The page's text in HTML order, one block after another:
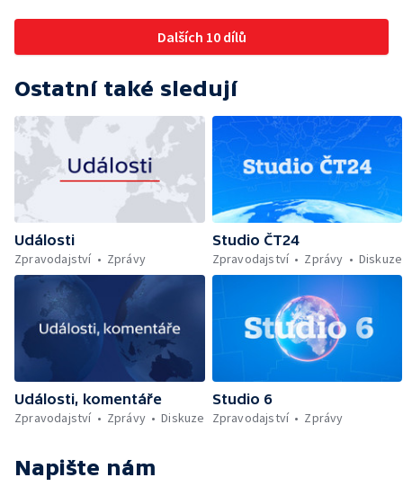
Dalších 10 dílů
Ostatní také sledují
Události
Zpravodajství
Zprávy
Studio ČT24
Zpravodajství
Zprávy Diskuze
Události, komentáře
Zpravodajství
Zprávy Diskuze
Studio 6
Zpravodajství
Zprávy
Napište nám